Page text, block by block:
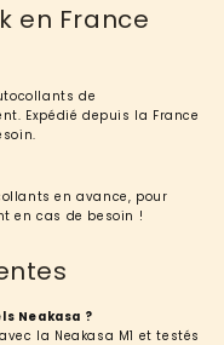
en France
de
Expédié depuis la France
en avance, pour
en cas de besoin !
Neakasa ?
la Neakasa M1 et testés